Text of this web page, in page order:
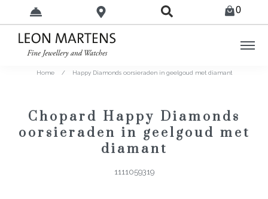
0
Home / Happy Diamonds oorsieraden in geelgoud met diamant
Chopard Happy Diamonds
oorsieraden in geelgoud met
diamant
1111059319